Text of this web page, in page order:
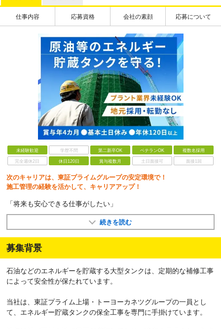
仕事内容 応募資格 会社の素顔 応募について
未経験歓迎 学歴不問 第二新卒OK ベテランOK 複数名採用
完全週休2日 休日120日 賞与複数月 土日面接可 面接1回
次のキャリアは、東証プライムグループの安定環境で！
施工管理の経験を活かして、キャリアアップ！
「将来も安心できる仕事がしたい」
続きを読む
募集背景
石油などのエネルギーを貯蔵する大型タンクは、定期的な補修工事
によって安全性が保たれています。
当社は、東証プライム上場・トーヨーカネツグループの一員とし
て、エネルギー貯蔵タンクの保全工事を専門に手掛けています。